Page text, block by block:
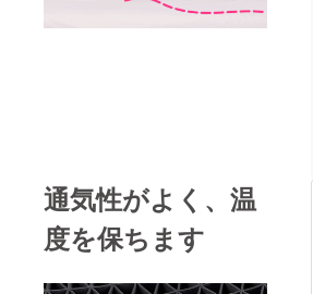
通気性がよく、温
度を保ちます